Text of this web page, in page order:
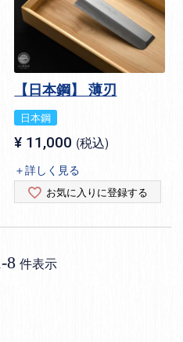
【日本鋼】 薄刃
日本鋼
¥ 11,000 税込
＋詳しく見る
お気に入りに登録する
-8 件表示